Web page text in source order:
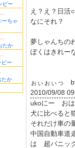
ビー
ーちゃ
たか
ビー
たか
え？え？日活
なにそれ？
夢しゃんちの
ぼくはきれー
ぉぃぉぃっ
2010/09/08
ukoにー お
犬に比べると
それだけ車の
中国自動車道
は 超パニッ